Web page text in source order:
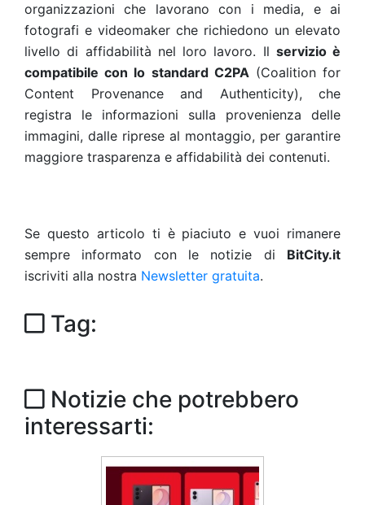
organizzazioni che lavorano con i media, e ai
fotografi e videomaker che richiedono un elevato
livello di affidabilità nel loro lavoro. Il servizio è
compatibile con lo standard C2PA(Coalition for
Content Provenance and Authenticity), che
registra le informazioni sulla provenienza delle
immagini, dalle riprese al montaggio, per garantire
maggiore trasparenza e affidabilità dei contenuti.
Se questo articolo ti è piaciuto e vuoi rimanere
sempre informato con le notizie di BitCity.it
iscriviti alla nostra Newsletter gratuita.
Tag:
Notizie che potrebbero
interessarti: